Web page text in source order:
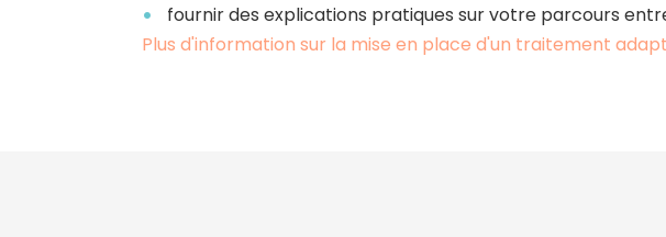
fournir des explications pratiques sur votre parcours
Plus d'information sur la mise en place d'un traitement